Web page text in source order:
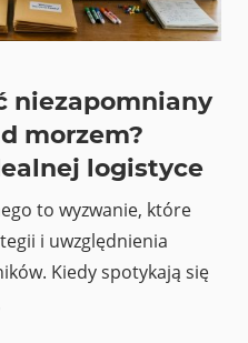
niezapomniany
morzem?
logistyce
to wyzwanie, które
i uwzględnienia
Kiedy spotykają się